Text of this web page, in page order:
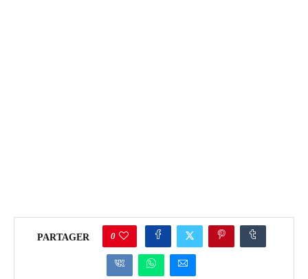
PARTAGER 0